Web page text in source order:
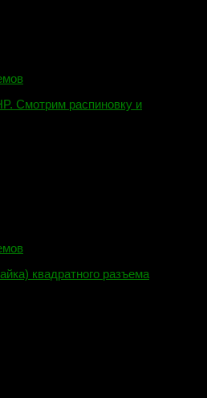
Смотрим распиновку и
квадратного разъема